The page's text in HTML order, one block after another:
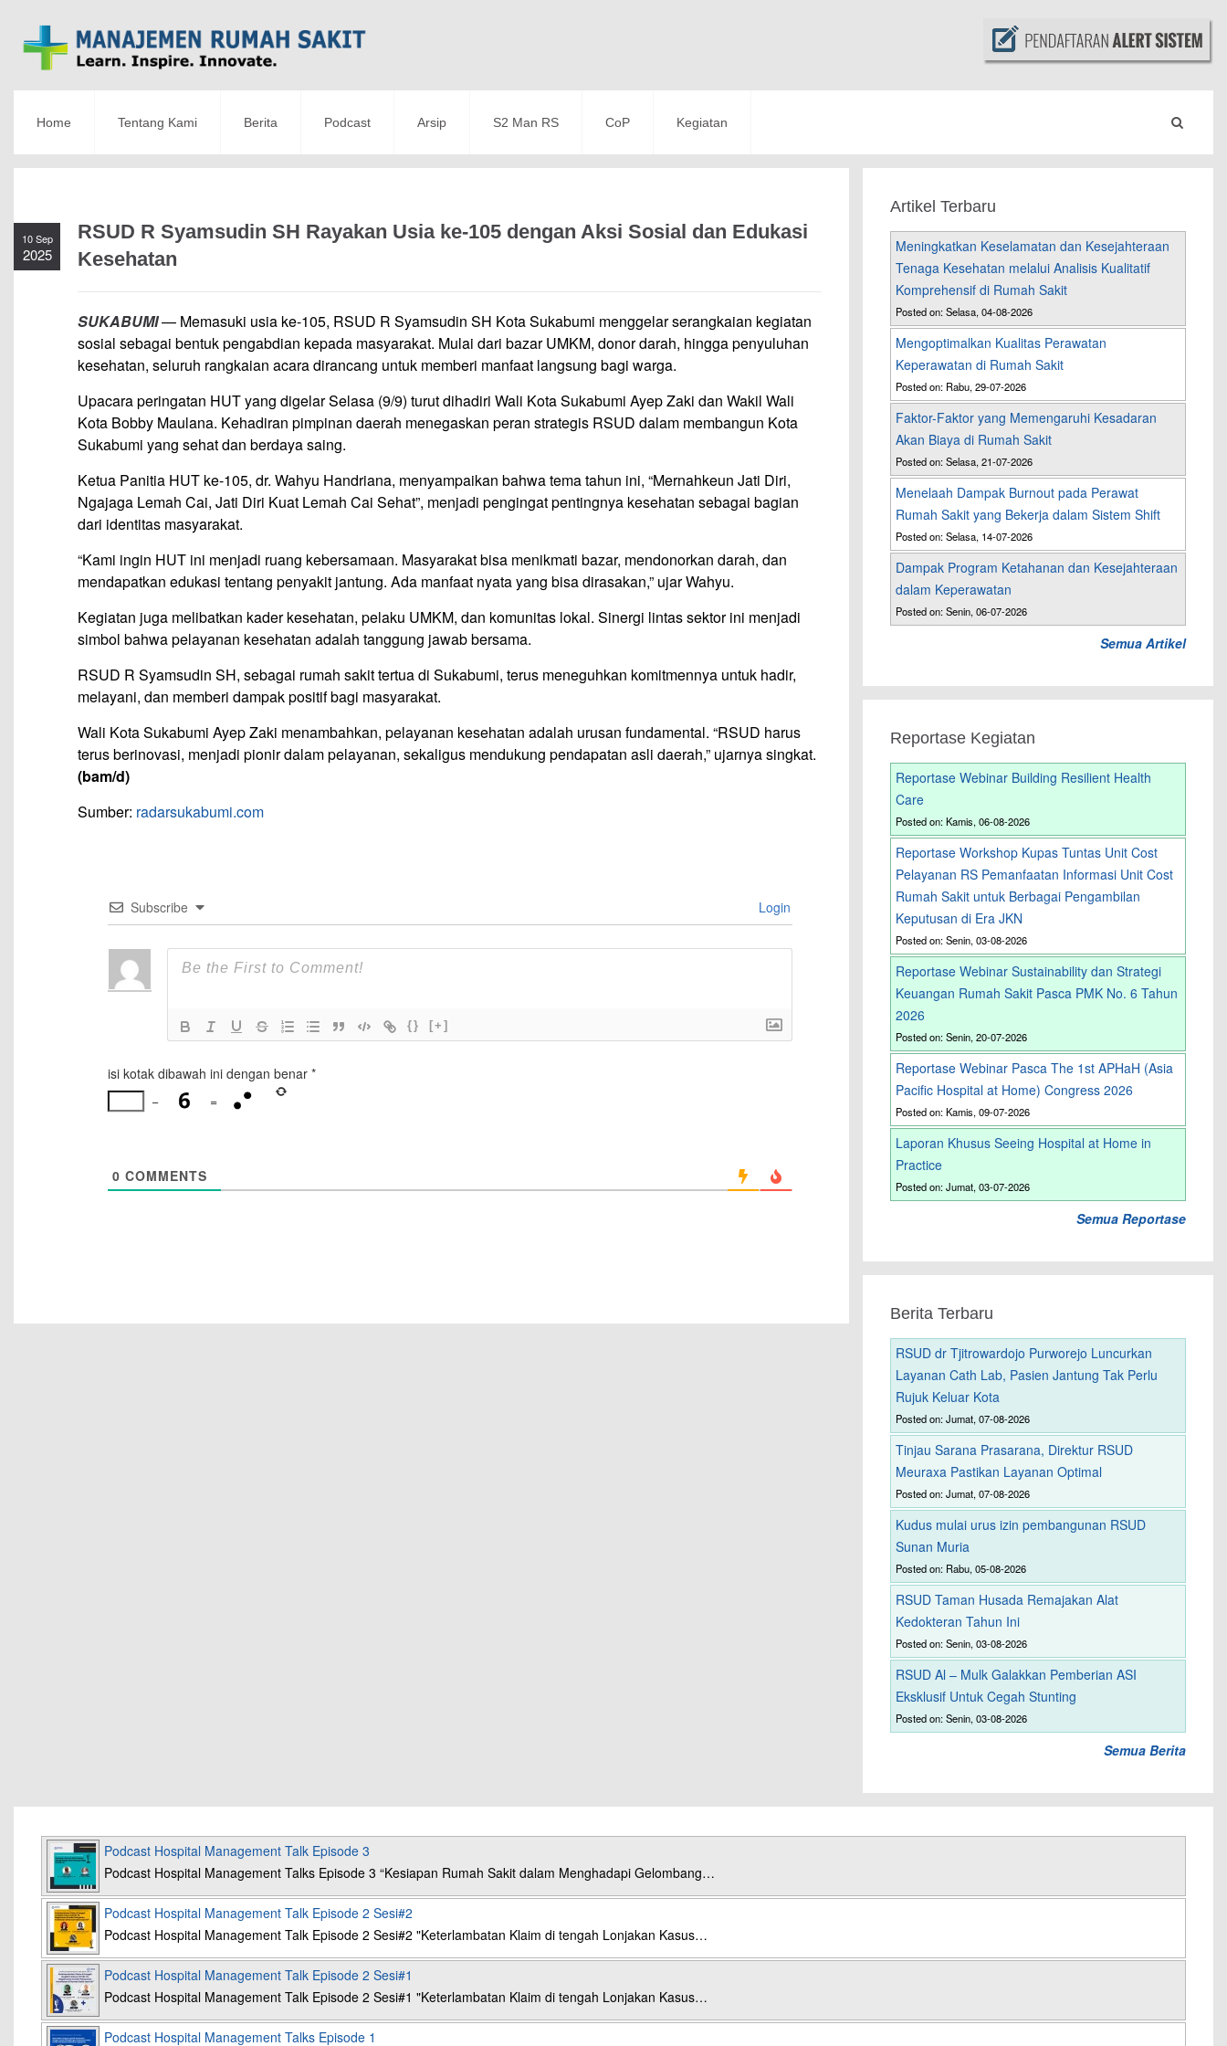
Home Tentang Kami Berita Podcast Arsip S2 Man RS CoP Kegiatan
10 Sep
2025
RSUD R Syamsudin SH Rayakan Usia ke-105 dengan Aksi Sosial dan Edukasi
Kesehatan
SUKABUMI— Memasuki usia ke-105, RSUD R Syamsudin SH Kota Sukabumi menggelar serangkaian kegiatan
sosial sebagai bentuk pengabdian kepada masyarakat. Mulai dari bazar UMKM, donor darah, hingga penyuluhan
kesehatan, seluruh rangkaian acara dirancang untuk memberi manfaat langsung bagi warga.
Upacara peringatan HUT yang digelar Selasa (9/9) turut dihadiri Wali Kota Sukabumi Ayep Zaki dan Wakil Wali
Kota Bobby Maulana. Kehadiran pimpinan daerah menegaskan peran strategis RSUD dalam membangun Kota
Sukabumi yang sehat dan berdaya saing.
Ketua Panitia HUT ke-105, dr. Wahyu Handriana, menyampaikan bahwa tema tahun ini, “Mernahkeun Jati Diri,
Ngajaga Lemah Cai, Jati Diri Kuat Lemah Cai Sehat”, menjadi pengingat pentingnya kesehatan sebagai bagian
dari identitas masyarakat.
“Kami ingin HUT ini menjadi ruang kebersamaan. Masyarakat bisa menikmati bazar, mendonorkan darah, dan
mendapatkan edukasi tentang penyakit jantung. Ada manfaat nyata yang bisa dirasakan,” ujar Wahyu.
Kegiatan juga melibatkan kader kesehatan, pelaku UMKM, dan komunitas lokal. Sinergi lintas sektor ini menjadi
simbol bahwa pelayanan kesehatan adalah tanggung jawab bersama.
RSUD R Syamsudin SH, sebagai rumah sakit tertua di Sukabumi, terus meneguhkan komitmennya untuk hadir,
melayani, dan memberi dampak positif bagi masyarakat.
Wali Kota Sukabumi Ayep Zaki menambahkan, pelayanan kesehatan adalah urusan fundamental. “RSUD harus
terus berinovasi, menjadi pionir dalam pelayanan, sekaligus mendukung pendapatan asli daerah,” ujarnya singkat.
(bam/d)
Sumber: radarsukabumi.com
Subscribe Login
{} [+]
isi kotak dibawah ini dengan benar*
−
=
0 COMMENTS
Artikel Terbaru
Meningkatkan Keselamatan dan Kesejahteraan
Tenaga Kesehatan melalui Analisis Kualitatif
Komprehensif di Rumah Sakit
Posted on: Selasa, 04-08-2026
Mengoptimalkan Kualitas Perawatan
Keperawatan di Rumah Sakit
Posted on: Rabu, 29-07-2026
Faktor-Faktor yang Memengaruhi Kesadaran
Akan Biaya di Rumah Sakit
Posted on: Selasa, 21-07-2026
Menelaah Dampak Burnout pada Perawat
Rumah Sakit yang Bekerja dalam Sistem Shift
Posted on: Selasa, 14-07-2026
Dampak Program Ketahanan dan Kesejahteraan
dalam Keperawatan
Posted on: Senin, 06-07-2026
Semua Artikel
Reportase Kegiatan
Reportase Webinar Building Resilient Health
Care
Posted on: Kamis, 06-08-2026
Reportase Workshop Kupas Tuntas Unit Cost
Pelayanan RS Pemanfaatan Informasi Unit Cost
Rumah Sakit untuk Berbagai Pengambilan
Keputusan di Era JKN
Posted on: Senin, 03-08-2026
Reportase Webinar Sustainability dan Strategi
Keuangan Rumah Sakit Pasca PMK No. 6 Tahun
2026
Posted on: Senin, 20-07-2026
Reportase Webinar Pasca The 1st APHaH (Asia
Pacific Hospital at Home) Congress 2026
Posted on: Kamis, 09-07-2026
Laporan Khusus Seeing Hospital at Home in
Practice
Posted on: Jumat, 03-07-2026
Semua Reportase
Berita Terbaru
RSUD dr Tjitrowardojo Purworejo Luncurkan
Layanan Cath Lab, Pasien Jantung Tak Perlu
Rujuk Keluar Kota
Posted on: Jumat, 07-08-2026
Tinjau Sarana Prasarana, Direktur RSUD
Meuraxa Pastikan Layanan Optimal
Posted on: Jumat, 07-08-2026
Kudus mulai urus izin pembangunan RSUD
Sunan Muria
Posted on: Rabu, 05-08-2026
RSUD Taman Husada Remajakan Alat
Kedokteran Tahun Ini
Posted on: Senin, 03-08-2026
RSUD Al – Mulk Galakkan Pemberian ASI
Eksklusif Untuk Cegah Stunting
Posted on: Senin, 03-08-2026
Semua Berita
Podcast Hospital Management Talk Episode 3
Podcast Hospital Management Talks Episode 3 “Kesiapan Rumah Sakit dalam Menghadapi Gelombang…
Podcast Hospital Management Talk Episode 2 Sesi#2
Podcast Hospital Management Talk Episode 2 Sesi#2 "Keterlambatan Klaim di tengah Lonjakan Kasus…
Podcast Hospital Management Talk Episode 2 Sesi#1
Podcast Hospital Management Talk Episode 2 Sesi#1 "Keterlambatan Klaim di tengah Lonjakan Kasus…
Podcast Hospital Management Talks Episode 1